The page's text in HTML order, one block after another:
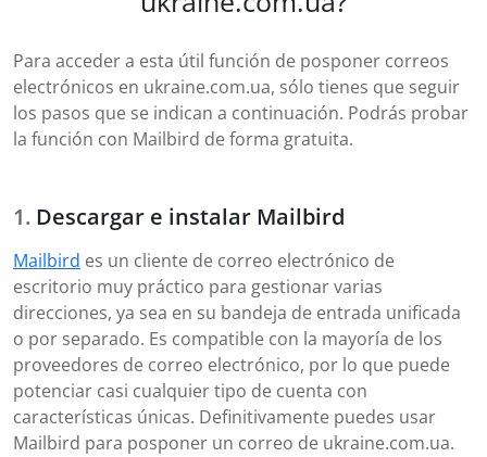
Para acceder a esta útil función de posponer correos
electrónicos en ukraine.com.ua, sólo tienes que seguir
los pasos que se indican a continuación. Podrás probar
la función con Mailbird de forma gratuita.
Descargar e instalar Mailbird
Mailbird es un cliente de correo electrónico de
escritorio muy práctico para gestionar varias
direcciones, ya sea en su bandeja de entrada unificada
o por separado. Es compatible con la mayoría de los
proveedores de correo electrónico, por lo que puede
potenciar casi cualquier tipo de cuenta con
características únicas. Definitivamente puedes usar
Mailbird para posponer un correo de ukraine.com.ua.